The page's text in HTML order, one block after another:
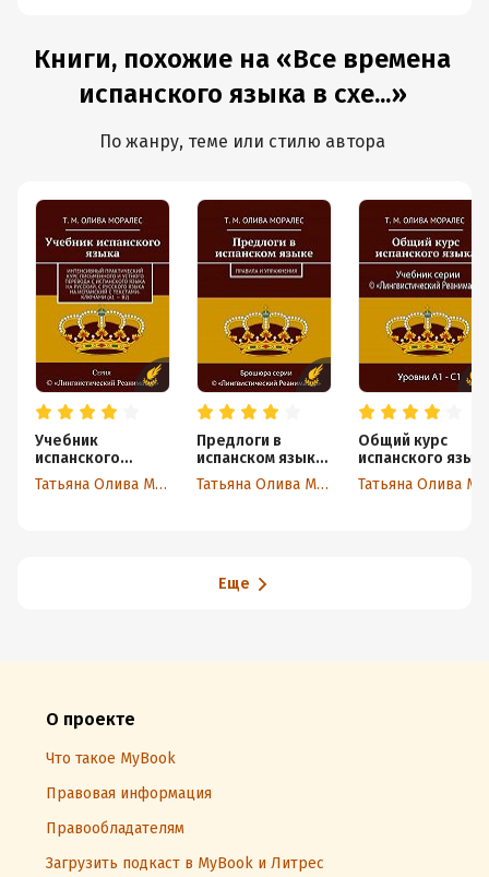
Книги, похожие на «Все времена
испанского языка в схе...»
По жанру, теме или стилю автора
Учебник
испанского
языка.
Интенсивный
Татьяна Олива Моралес
Предлоги в
испанском языке.
Правила и
упражнения
Татьяна Олива Моралес
Общий курс
испанского
Еще
О проекте
Что такое MyBook
Правовая информация
Правообладателям
Загрузить подкаст в MyBook и Литрес